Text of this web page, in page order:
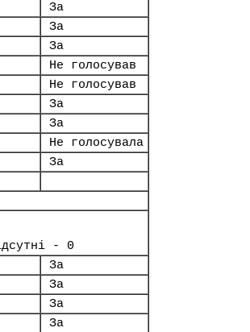
За
За
За
Не голосував
Не голосував
За
За
Не голосувала
За
- 0
За
За
За
За